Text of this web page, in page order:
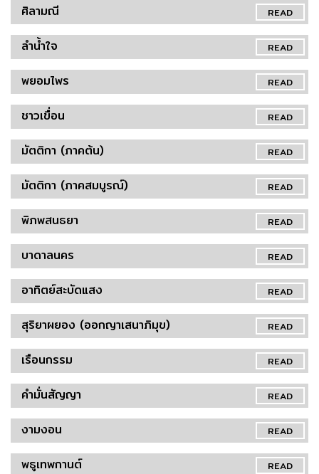
READ
ศิลามณี
READ
ลำน้ำใจ
READ
พยอมไพร
READ
ชาวเขื่อน
READ
มัตติกา (ภาคต้น)
READ
มัตติกา (ภาคสมบูรณ์)
READ
พิภพสนธยา
READ
บาดาลนคร
READ
อาทิตย์สะบัดแสง
READ
สุริยาผยอง (ออกญาเสนาภิมุข)
READ
เรือนกรรม
READ
คำมั่นสัญญา
READ
งามงอน
READ
พธูเทพกานต์